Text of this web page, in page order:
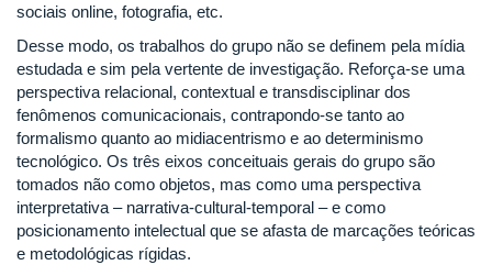
sociais online, fotografia, etc.
Desse modo, os trabalhos do grupo não se definem pela mídia
estudada e sim pela vertente de investigação. Reforça-se uma
perspectiva relacional, contextual e transdisciplinar dos
fenômenos comunicacionais, contrapondo-se tanto ao
formalismo quanto ao midiacentrismo e ao determinismo
tecnológico. Os três eixos conceituais gerais do grupo são
tomados não como objetos, mas como uma perspectiva
interpretativa – narrativa-cultural-temporal – e como
posicionamento intelectual que se afasta de marcações teóricas
e metodológicas rígidas.